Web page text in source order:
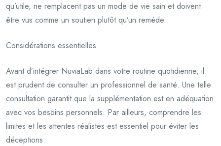
qu’utile, ne remplacent pas un mode de vie sain et doivent
être vus comme un soutien plutôt qu’un remède.
Considérations essentielles
Avant d’intégrer NuviaLab dans votre routine quotidienne, il
est prudent de consulter un professionnel de santé. Une telle
consultation garantit que la supplémentation est en adéquation
avec vos besoins personnels. Par ailleurs, comprendre les
limites et les attentes réalistes est essentiel pour éviter les
déceptions.